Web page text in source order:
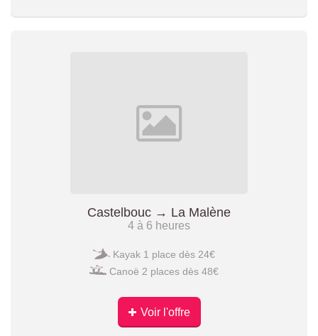
Castelbouc → La Malène
4 à 6 heures
Kayak 1 place dès 24€
Canoë 2 places dès 48€
Voir l'offre